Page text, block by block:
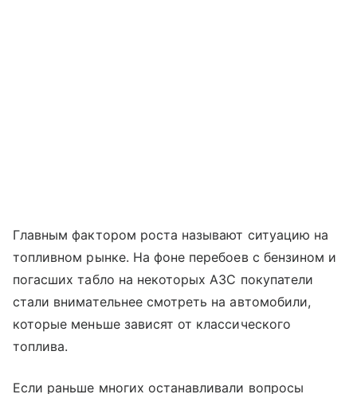
Главным фактором роста называют ситуацию на
топливном рынке. На фоне перебоев с бензином и
погасших табло на некоторых АЗС покупатели
стали внимательнее смотреть на автомобили,
которые меньше зависят от классического
топлива.
Если раньше многих останавливали вопросы